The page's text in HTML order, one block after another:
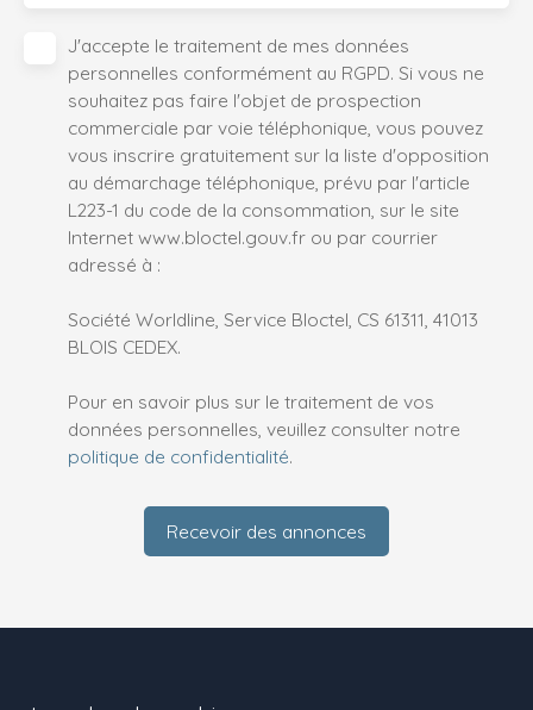
J'accepte le traitement de mes données
personnelles conformément au RGPD. Si vous ne
souhaitez pas faire l'objet de prospection
commerciale par voie téléphonique, vous pouvez
vous inscrire gratuitement sur la liste d'opposition
au démarchage téléphonique, prévu par l'article
L223-1 du code de la consommation, sur le site
Internet www.bloctel.gouv.fr ou par courrier
adressé à :
Société Worldline, Service Bloctel, CS 61311, 41013
BLOIS CEDEX.
Pour en savoir plus sur le traitement de vos
données personnelles, veuillez consulter notre
politique de confidentialité.
Recevoir des annonces